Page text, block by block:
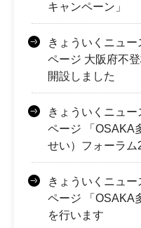
キャンペーン」
きょういくニュ
ページ 大阪府不
開設しました
きょういくニュ
ページ 「OSAKA
せい）フォーラ
きょういくニュ
ページ 「OSAKA
を行います